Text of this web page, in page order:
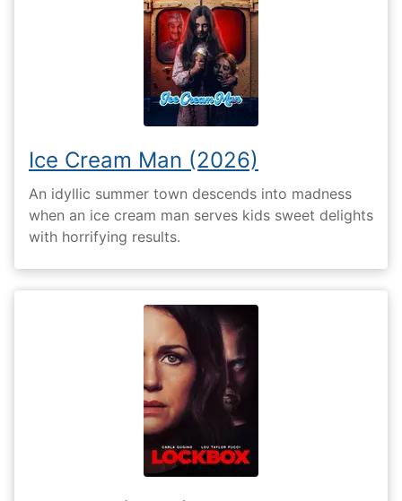
Ice Cream Man (2026)
An idyllic summer town descends into madness
when an ice cream man serves kids sweet delights
with horrifying results.